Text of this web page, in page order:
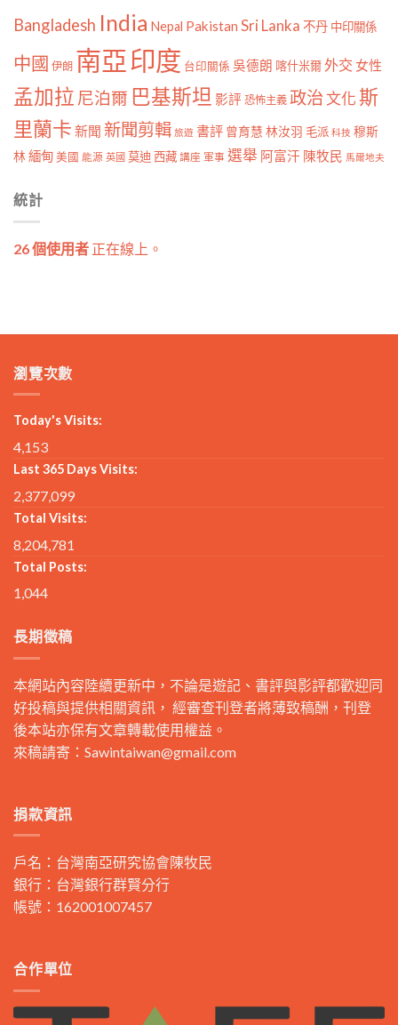
Bangladesh India Nepal Pakistan Sri Lanka 不丹 中印關係
中國 伊朗 南亞印度 台印關係 吳德朗 喀什米爾外交 女性
孟加拉 尼泊爾 巴基斯坦 影評 恐怖主義 政治文化斯
里蘭卡 新聞 新聞剪輯 旅遊 書評 曾育慧 林汝羽 毛派 科技 穆斯
林 緬甸 美國 能源 英國 莫迪 西藏 講座 軍事 選舉 阿富汗 陳牧民 馬爾地夫
統計
26 個使用者 正在線上。
瀏覽次數
Today's Visits:
4,153
Last 365 Days Visits:
2,377,099
Total Visits:
8,204,781
Total Posts:
1,044
長期徵稿
本網站內容陸續更新中，不論是遊記、書評與影評都歡迎同
好投稿與提供相關資訊， 經審查刊登者將薄致稿酬，刊登
後本站亦保有文章轉載使用權益。
來稿請寄： Sawintaiwan@gmail.com
捐款資訊
戶名：台灣南亞研究協會陳牧民
銀行：台灣銀行群賢分行
帳號：162001007457
合作單位